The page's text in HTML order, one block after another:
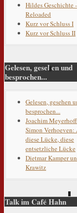
Hildes Geschichte -
Reloaded
Kurz vor Schluss I
Kurz vor Schluss II
Gelesen, gesehen und
besprochen...
Gelesen, gesehen
besprochen...
Joachim
Simon Verhoeven:
diese Lücke, diese
entsetzliche Lücke
Dietmar Kamper
Krawitz
Talk im Café Hahn